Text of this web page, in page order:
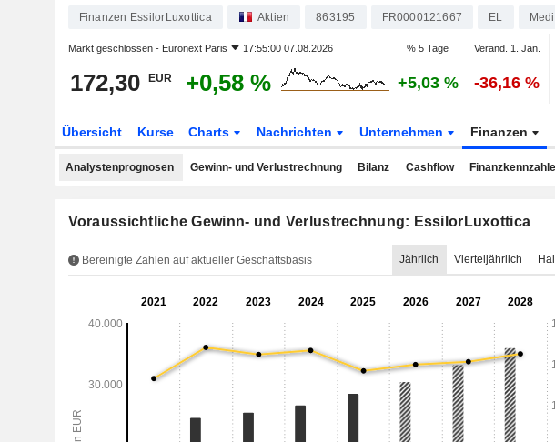
Finanzen EssilorLuxottica Aktien 863195 FR0000121667 EL
Markt geschlossen - Euronext Paris 17:55:00 07.08.2026 % 5 Tage Veränd. 1. Jan.
172,30 EUR +0,58 % +5,03 % -36,16 %
Übersicht Kurse Charts Nachrichten Unternehmen Finanzen
Analystenprognosen Gewinn- und Verlustrechnung Bilanz Cashflow
Voraussichtliche Gewinn- und Verlustrechnung: EssilorLuxottica
Bereinigte Zahlen auf aktueller Geschäftsbasis Jährlich Vierteljährlich